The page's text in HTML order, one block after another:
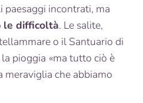
incontrati, ma
le difficoltà. Le salite,
o il Santuario di
pioggia «ma tutto ciò è
che abbiamo